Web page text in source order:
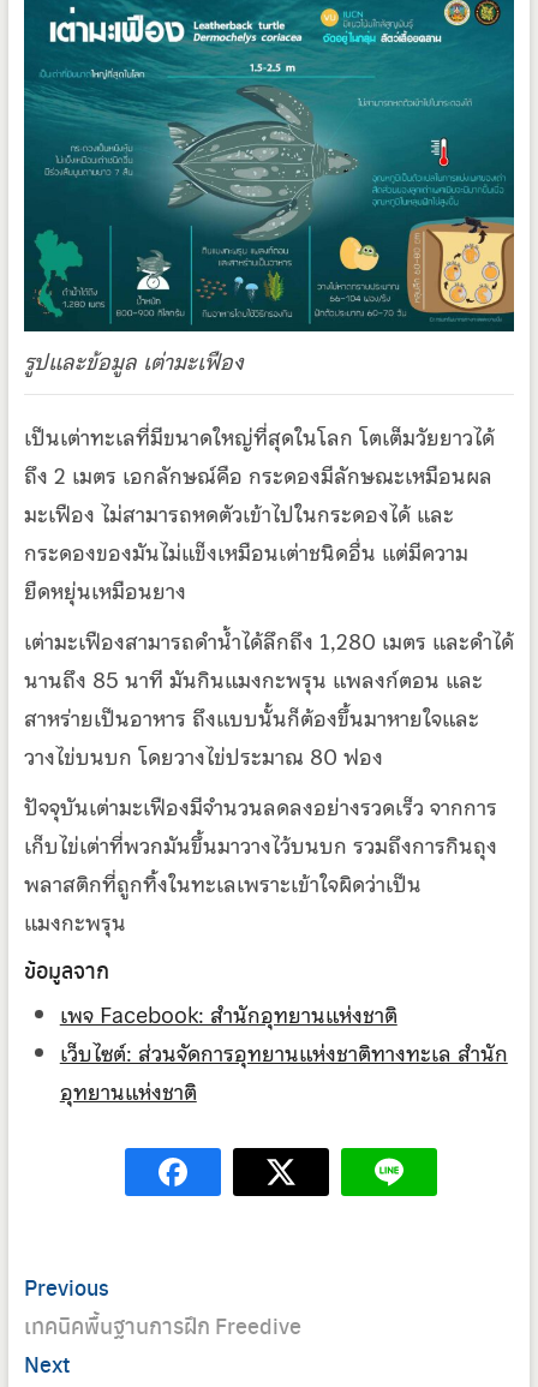
รูปและข้อมูล เต่ามะเฟือง
เป็นเต่าทะเลที่มีขนาดใหญ่ที่สุดในโลก โตเต็มวัยยาวได้
ถึง 2 เมตร เอกลักษณ์คือ กระดองมีลักษณะเหมือนผล
มะเฟือง ไม่สามารถหดตัวเข้าไปในกระดองได้ และ
กระดองของมันไม่แข็งเหมือนเต่าชนิดอื่น แต่มีความ
ยืดหยุ่นเหมือนยาง
เต่ามะเฟืองสามารถดำน้ำได้ลึกถึง 1,280 เมตร และดำได้
นานถึง 85 นาที มันกินแมงกะพรุน แพลงก์ตอน และ
สาหร่ายเป็นอาหาร ถึงแบบนั้นก็ต้องขึ้นมาหายใจและ
วางไข่บนบก โดยวางไข่ประมาณ 80 ฟอง
ปัจจุบันเต่ามะเฟืองมีจำนวนลดลงอย่างรวดเร็ว จากการ
เก็บไข่เต่าที่พวกมันขึ้นมาวางไว้บนบก รวมถึงการกินถุง
พลาสติกที่ถูกทิ้งในทะเลเพราะเข้าใจผิดว่าเป็น
แมงกะพรุน
ข้อมูลจาก
เพจ Facebook: สำนักอุทยานแห่งชาติ
เว็บไซต์: ส่วนจัดการอุทยานแห่งชาติทางทะเล สำนัก
อุทยานแห่งชาติ
Post
navigation
PreviousPrevious
post:
เทคนิคพื้นฐานการฝึก Freedive
NextNext